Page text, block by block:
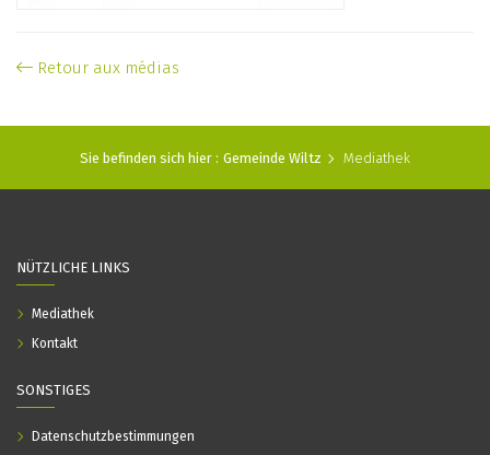
Retour aux médias
Sie befinden sich hier : Gemeinde Wiltz Mediathek
NÜTZLICHE LINKS
Mediathek
Kontakt
SONSTIGES
Datenschutzbestimmungen